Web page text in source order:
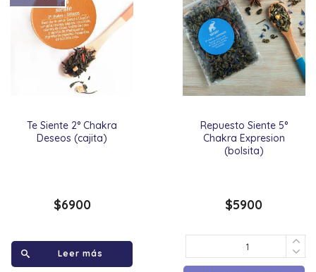
Te Siente 2° Chakra
Deseos (cajita)
$6900
Leer más
Repuesto Siente 5°
Chakra Expresion
(bolsita)
$5900